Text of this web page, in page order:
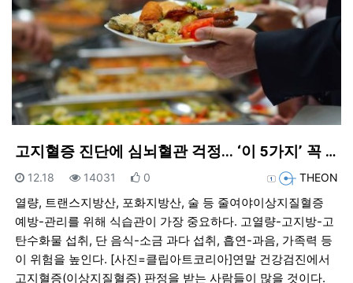
고지혈증 진단에 심뇌혈관 걱정... ‘이 5가지’ 꼭 …
등록자THEON
등록일
12.18 조회
14031 추천
0
열량, 트랜스지방산, 포화지방산, 술 등 줄여야이상지질혈증
예방-관리를 위해 식습관이 가장 중요하다. 고열량-고지방-고
탄수화물 섭취, 단 음식-소금 과다 섭취, 흡연-과음, 가족력 등
이 위험을 높인다. [사진=클립아트코리아]연말 건강검진에서
고지혈증(이상지질혈증) 판정을 받는 사람들이 많을 것이다.